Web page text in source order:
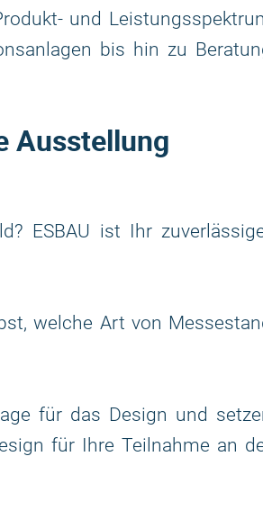
und
bis hin zu
Ausstellung
ESBAU ist Ihr
welche Art von
für das Design und
für Ihre Teilnahme an